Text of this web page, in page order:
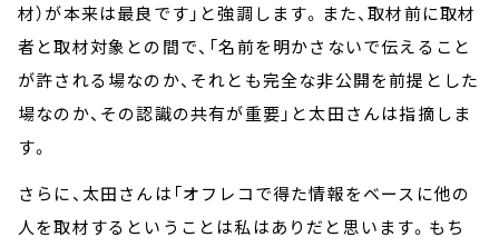
材）が本来は最良です」と強調します。また、取材前に取材
者と取材対象との間で、「名前を明かさないで伝えること
が許される場なのか、それとも完全な非公開を前提とした
場なのか、その認識の共有が重要」と太田さんは指摘しま
す。
さらに、太田さんは「オフレコで得た情報をベースに他の
人を取材するということは私はありだと思います。もち